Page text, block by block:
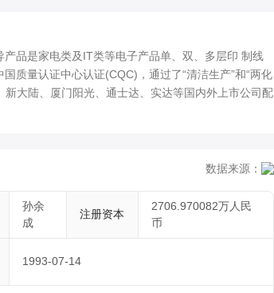
品是家电类及IT类等电子产品单、双、多层印 制线
质量认证中心认证(CQC)，通过了“清洁生产”和“两化
大陆、厦门阳光、通士达、实达等国内外上市公司配
数据来源：
孙余
成
注册资本
2706.970082万人民
币
1993-07-14